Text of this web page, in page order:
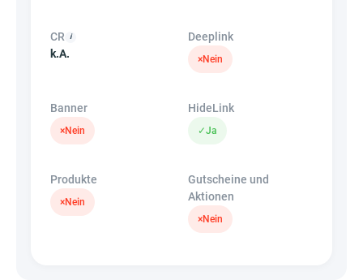
CR
k.A.
Deeplink
×Nein
Banner
×Nein
HideLink
✓Ja
Produkte
×Nein
Gutscheine und
Aktionen
×Nein